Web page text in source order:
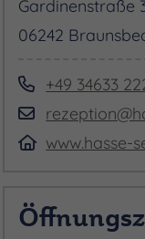
Gardinenstraße
06242
+49 34633
www.hasse-